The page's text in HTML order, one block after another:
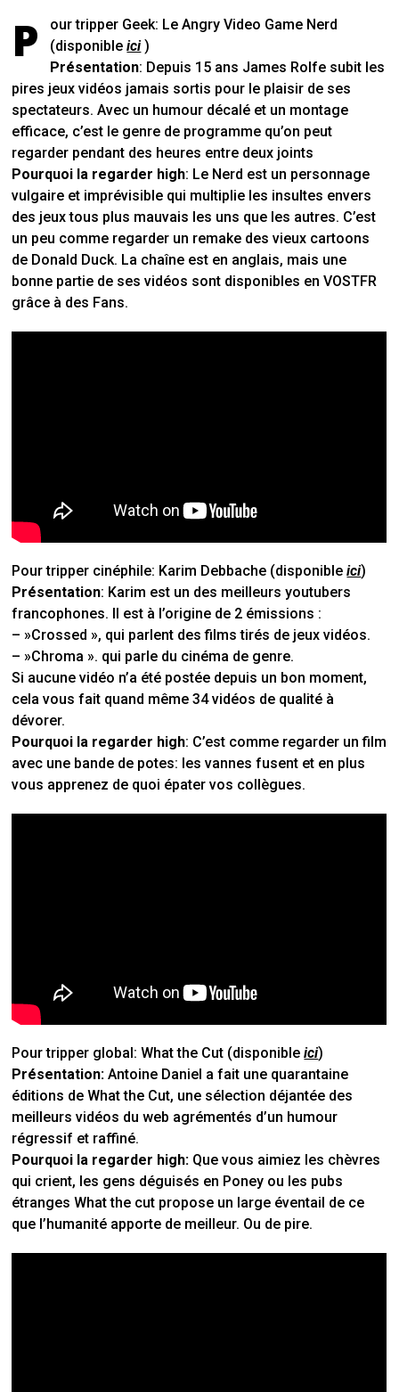
P our tripper Geek: Le Angry Video Game Nerd
(disponibleici )
Présentation: Depuis 15 ans James Rolfe subit les
pires jeux vidéos jamais sortis pour le plaisir de ses
spectateurs. Avec un humour décalé et un montage
efficace, c’est le genre de programme qu’on peut
regarder pendant des heures entre deux joints
Pourquoi la regarder high: Le Nerd est un personnage
vulgaire et imprévisible qui multiplie les insultes envers
des jeux tous plus mauvais les uns que les autres. C’est
un peu comme regarder un remake des vieux cartoons
de Donald Duck. La chaîne est en anglais, mais une
bonne partie de ses vidéos sont disponibles en VOSTFR
grâce à des Fans.
Pour tripper cinéphile: Karim Debbache (disponibleici)
Présentation: Karim est un des meilleurs youtubers
francophones. Il est à l’origine de 2 émissions :
– »Crossed », qui parlent des films tirés de jeux vidéos.
– »Chroma ». qui parle du cinéma de genre.
Si aucune vidéo n’a été postée depuis un bon moment,
cela vous fait quand même 34 vidéos de qualité à
dévorer.
Pourquoi la regarder high: C’est comme regarder un film
avec une bande de potes: les vannes fusent et en plus
vous apprenez de quoi épater vos collègues.
Pour tripper global: What the Cut (disponibleici)
Présentation: Antoine Daniel a fait une quarantaine
éditions de What the Cut, une sélection déjantée des
meilleurs vidéos du web agrémentés d’un humour
régressif et raffiné.
Pourquoi la regarder high: Que vous aimiez les chèvres
qui crient, les gens déguisés en Poney ou les pubs
étranges What the cut propose un large éventail de ce
que l’humanité apporte de meilleur. Ou de pire.